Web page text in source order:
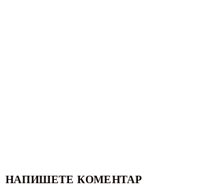
НАПИШЕТЕ КОМЕНТАР